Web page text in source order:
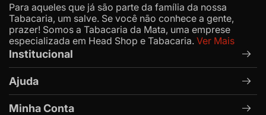
Para aqueles que já são parte da família da nossa
Tabacaria, um salve. Se você não conhece a gente,
prazer! Somos a Tabacaria da Mata, uma emprese
especializada em Head Shop e Tabacaria. Ver Mais
Institucional
Ajuda
Minha Conta